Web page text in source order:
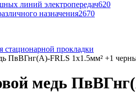
линий электропередач620
назначения2670
стационарной прокладки
ПвВГнг(А)-FRLS 1x1.5мм² +1
медь